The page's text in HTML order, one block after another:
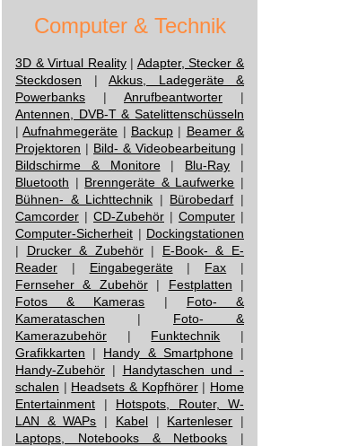
Computer & Technik
3D & Virtual Reality| Adapter, Stecker &
Steckdosen | Akkus, Ladegeräte &
Powerbanks | Anrufbeantworter |
Antennen, DVB-T & Satelittenschüsseln
|Aufnahmegeräte | Backup | Beamer &
Projektoren | Bild- & Videobearbeitung |
Bildschirme & Monitore| Blu-Ray |
Bluetooth | Brenngeräte & Laufwerke |
Bühnen- & Lichttechnik | Bürobedarf |
Camcorder | CD-Zubehör | Computer |
Computer-Sicherheit | Dockingstationen
| Drucker & Zubehör| E-Book- & E-
Reader | Eingabegeräte| Fax |
Fernseher & Zubehör| Festplatten |
Fotos & Kameras | Foto- &
Kamerataschen | Foto- &
Kamerazubehör | Funktechnik |
Grafikkarten | Handy & Smartphone|
Handy-Zubehör | Handytaschen und -
schalen | Headsets & Kopfhörer| Home
Entertainment | Hotspots, Router, W-
LAN & WAPs | Kabel| Kartenleser |
Laptops, Notebooks & Netbooks |